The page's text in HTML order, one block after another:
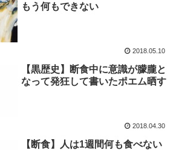
もう何もできない
2018.05.10
【黒歴史】断食中に意識が朦朧と
なって発狂して書いたポエム晒す
2018.04.30
【断食】人は1週間何も食べない